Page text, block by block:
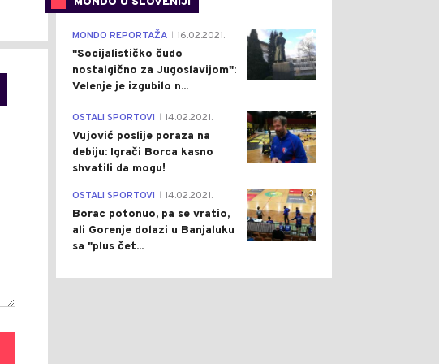
4
MONDO REPORTAŽA 16.02.2021.
"Socijalističko čudo
nostalgično za Jugoslavijom":
Velenje je izgubilo n...
1
OSTALI SPORTOVI 14.02.2021.
Vujović poslije poraza na
debiju: Igrači Borca kasno
shvatili da mogu!
3
OSTALI SPORTOVI 14.02.2021.
Borac potonuo, pa se vratio,
ali Gorenje dolazi u Banjaluku
sa "plus čet...